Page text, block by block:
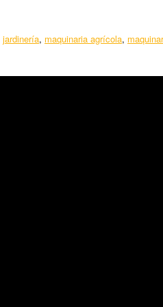
jardinería, maquinaria agrícola,